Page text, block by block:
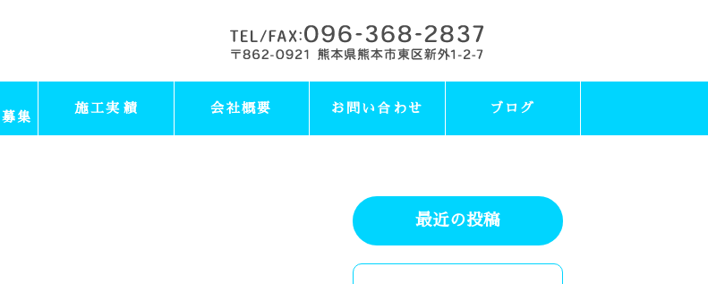
集
施工実績 会社概要 お問い合わせ ブログ
最近の投稿